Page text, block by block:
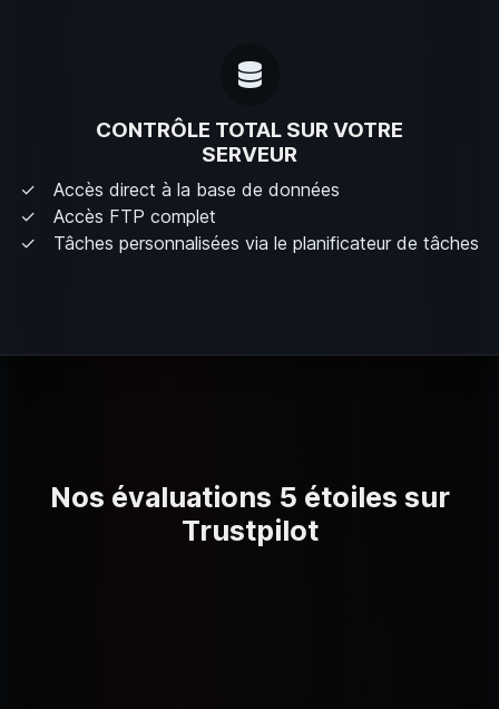
CONTRÔLE TOTAL SUR VOTRE
SERVEUR
Accès direct à la base de données
Accès FTP complet
Tâches personnalisées via le planificateur de tâches
Nos évaluations 5 étoiles sur
Trustpilot